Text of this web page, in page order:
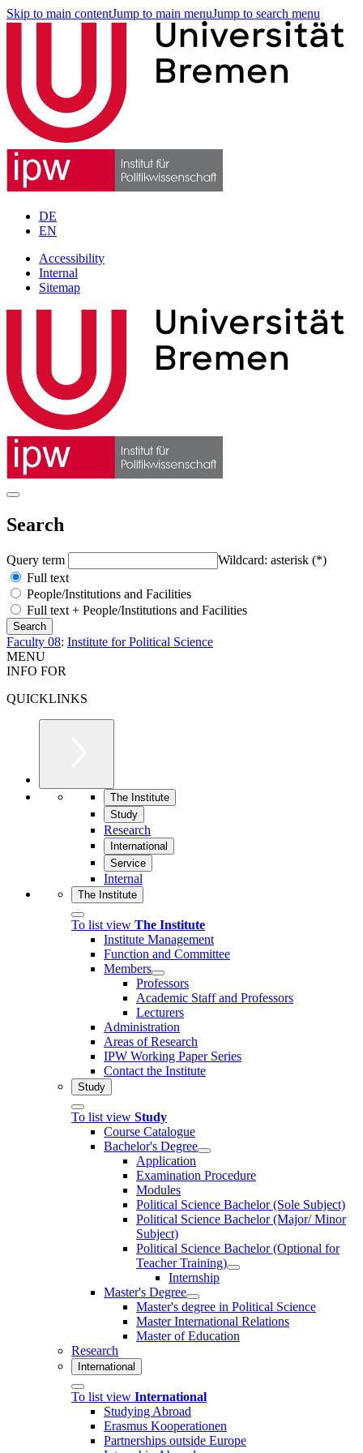
Skip to main contentJump to main menuJump to search menu
DE
EN
Accessibility
Internal
Sitemap
Search
Query term
Wildcard: asterisk (*)
Full text
People/Institutions and Facilities
Full text + People/Institutions and Facilities
Faculty 08: Institute for Political Science
MENU
INFO FOR
QUICKLINKS
The Institute
Study
Research
International
Service
Internal
The Institute
To list view The Institute
Institute Management
Function and Committee
Members
Professors
Academic Staff and Professors
Lecturers
Administration
Areas of Research
IPW Working Paper Series
Contact the Institute
Study
To list view Study
Course Catalogue
Bachelor's Degree
Application
Examination Procedure
Modules
Political Science Bachelor (Sole Subject)
Political Science Bachelor (Major/ Minor
Subject)
Political Science Bachelor (Optional for
Teacher Training)
Internship
Master's Degree
Master's degree in Political Science
Master International Relations
Master of Education
Research
International
To list view International
Studying Abroad
Erasmus Kooperationen
Partnerships outside Europe